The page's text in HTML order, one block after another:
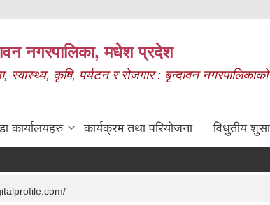
नगरपालिका, मधेश प्रदेश
स्वास्थ्य, कृषि, पर्यटन र रोजगार : बृन्दावन
कार्यालयहरु कार्यक्रम तथा परियोजना विधुतीय